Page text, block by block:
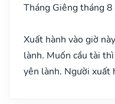
Tháng Giêng tháng 8
Xuất hành vào giờ
lành. Muốn cầu tài
yên lành. Người xuất